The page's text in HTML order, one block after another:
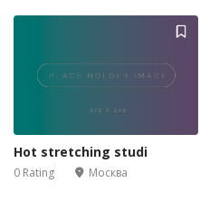
Hot stretching studi
0 Rating Москва